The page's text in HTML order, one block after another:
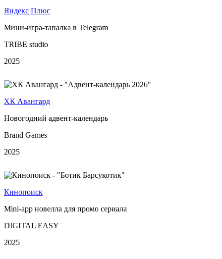
Яндекс Плюс
Мини-игра-тапалка в Telegram
TRIBE studio
2025
ХК Авангард
Новогодний адвент-календарь
Brand Games
2025
Кинопоиск
Mini-app новелла для промо сериала
DIGITAL EASY
2025